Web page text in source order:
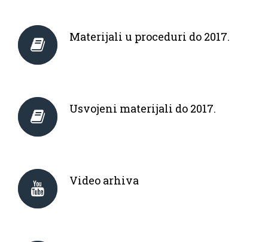
Materijali u proceduri do 2017.
Usvojeni materijali do 2017.
Video arhiva